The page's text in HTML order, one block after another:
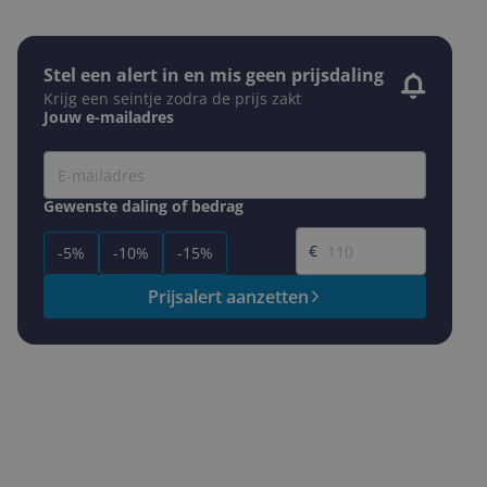
Stel een alert in en mis geen prijsdaling
Krijg een seintje zodra de prijs zakt
Jouw e-mailadres
Gewenste daling of bedrag
-5% -10% -15%
Gewenste prijs
€
Prijsalert aanzetten